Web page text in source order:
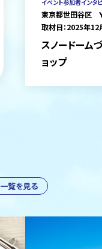
イベント参加者インタ
東京都世田谷区
取材日：2025年
スノードーム
ョップ
一覧を見る